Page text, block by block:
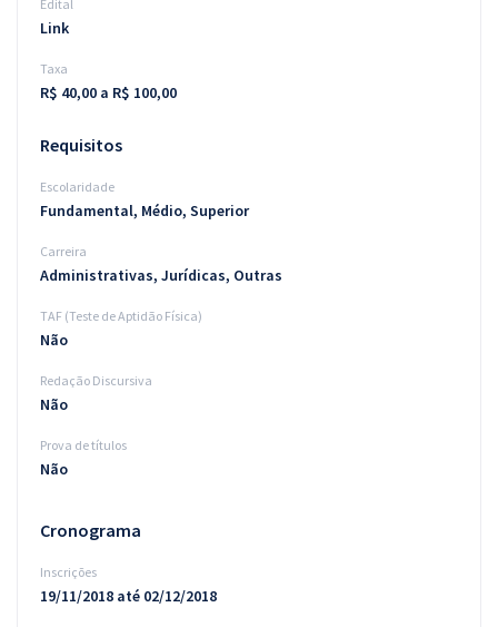
Edital
Link
Taxa
R$ 40,00 a R$ 100,00
Requisitos
Escolaridade
Fundamental, Médio, Superior
Carreira
Administrativas, Jurídicas, Outras
TAF (Teste de Aptidão Física)
Não
Redação Discursiva
Não
Prova de títulos
Não
Cronograma
Inscrições
19/11/2018 até 02/12/2018